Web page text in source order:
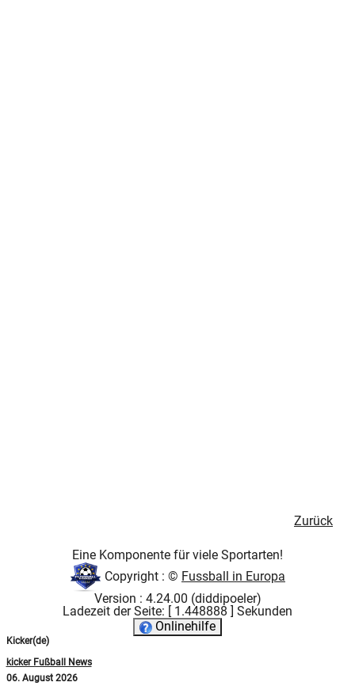
Zurück
Eine Komponente für viele Sportarten!
Copyright : © Fussball in Europa
Version : 4.24.00 (diddipoeler)
Ladezeit der Seite: [ 1.448888 ] Sekunden
Onlinehilfe
Kicker(de)
kicker Fußball News
06. August 2026